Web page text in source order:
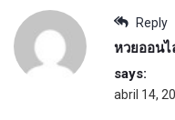
Reply
หวยออนไ
says:
abril 14,